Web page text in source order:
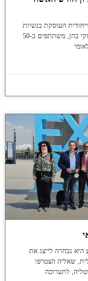
העוסקת בנשיות
על שלל גווניה. בתערוכה, שהפיק ואוצר שוקי כהן, משתתפים כ-50
היא נבחרה לייצג את
שאליה הצטרפו
לתערוכה